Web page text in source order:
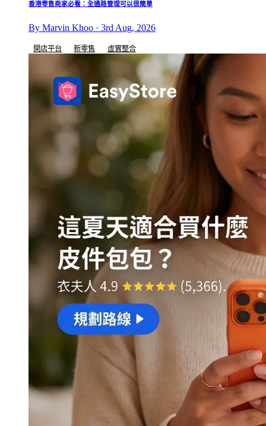
香港零售商家必看：全通路管理可以很簡單
By Marvin Khoo · 3rd Aug, 2026
開店平台 新零售 虛實整合